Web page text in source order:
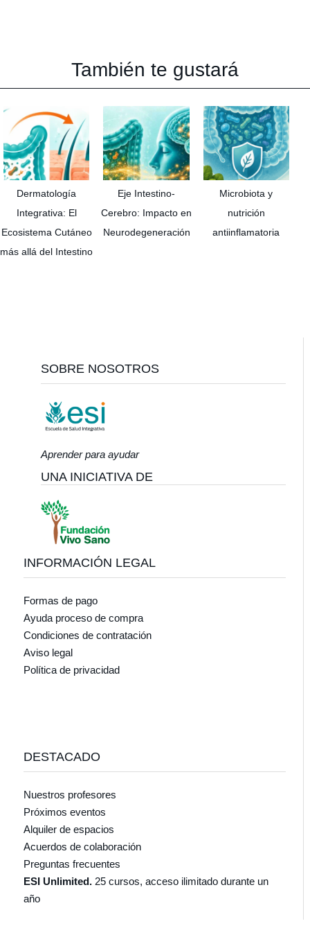
También te gustará
Dermatología
Integrativa: El
Ecosistema Cutáneo
más allá del Intestino
Eje Intestino-
Cerebro: Impacto en
Neurodegeneración
Microbiota y
nutrición
antiinflamatoria
SOBRE NOSOTROS
Aprender para ayudar
UNA INICIATIVA DE
INFORMACIÓN LEGAL
Formas de pago
Ayuda proceso de compra
Condiciones de contratación
Aviso legal
Política de privacidad
DESTACADO
Nuestros profesores
Próximos eventos
Alquiler de espacios
Acuerdos de colaboración
Preguntas frecuentes
ESI Unlimited. 25 cursos, acceso ilimitado durante un
año